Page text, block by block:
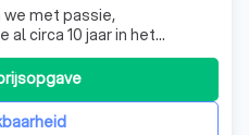
we met passie,
circa 10 jaar in het
en in het Onderwijs.